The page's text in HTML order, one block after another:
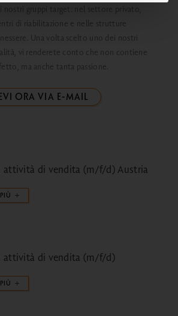
di riabilitazione e nelle strutture
Una volta scelto uno dei nostri
vi renderete conto che non contiene
ma anche tanta passione.
ORA VIA E-MAIL
attività di vendita (m/f/d) Austria
attività di vendita (m/f/d)